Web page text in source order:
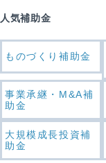
人気補助金
ものづくり補助金
事業承継・M&A補
助金
大規模成長投資補
助金